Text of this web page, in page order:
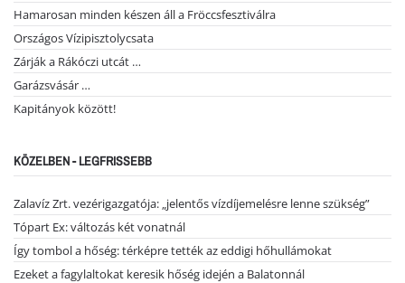
Hamarosan minden készen áll a Fröccsfesztiválra
Országos Vízipisztolycsata
Zárják a Rákóczi utcát …
Garázsvásár …
Kapitányok között!
KÖZELBEN - LEGFRISSEBB
Zalavíz Zrt. vezérigazgatója: „jelentős vízdíjemelésre lenne szükség”
Tópart Ex: változás két vonatnál
Így tombol a hőség: térképre tették az eddigi hőhullámokat
Ezeket a fagylaltokat keresik hőség idején a Balatonnál